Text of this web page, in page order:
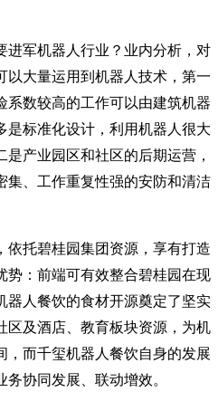
进军机器人行业？业内分析，对
以大量运用到机器人技术，第一
系数较高的工作可以由建筑机器
是标准化设计，利用机器人很大
产业园区和社区的后期运营，
集、工作重复性强的安防和清洁
依托碧桂园集团资源，享有打造
势：前端可有效整合碧桂园在现
器人餐饮的食材开源奠定了坚实
区及酒店、教育板块资源，为机
，而千玺机器人餐饮自身的发展
协同发展、联动增效。